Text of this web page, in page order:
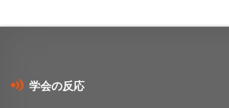
学会の反応